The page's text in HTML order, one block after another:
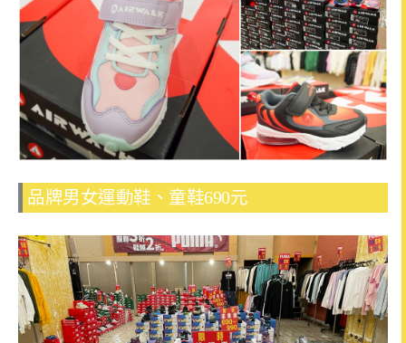
品牌男女運動鞋、童鞋690元